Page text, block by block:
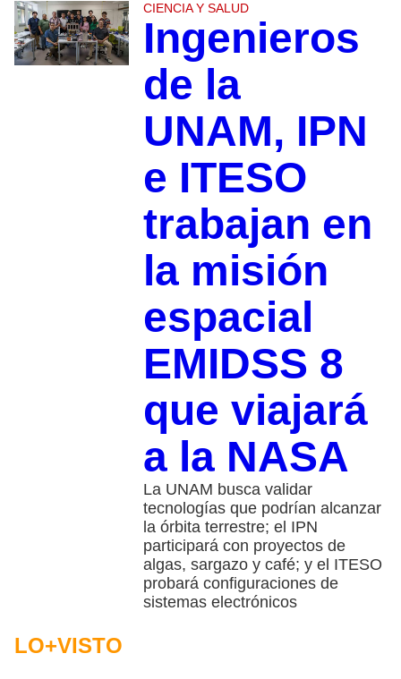
CIENCIA Y SALUD
Ingenieros
de la
UNAM, IPN
e ITESO
trabajan en
la misión
espacial
EMIDSS 8
que viajará
a la NASA
La UNAM busca validar
tecnologías que podrían alcanzar
la órbita terrestre; el IPN
participará con proyectos de
algas, sargazo y café; y el ITESO
probará configuraciones de
sistemas electrónicos
LO+VISTO